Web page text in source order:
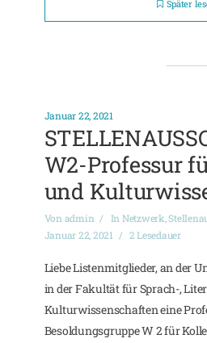
Später
Januar 22, 2021
W2-Professur
und
Von admin In Netzwerk,
Januar 22, 2021
2 Lesedauer
Liebe Listenmitglieder, an der
in der Fakultät für Sprach-,
Kulturwissenschaften eine
Besoldungsgruppe W 2 für